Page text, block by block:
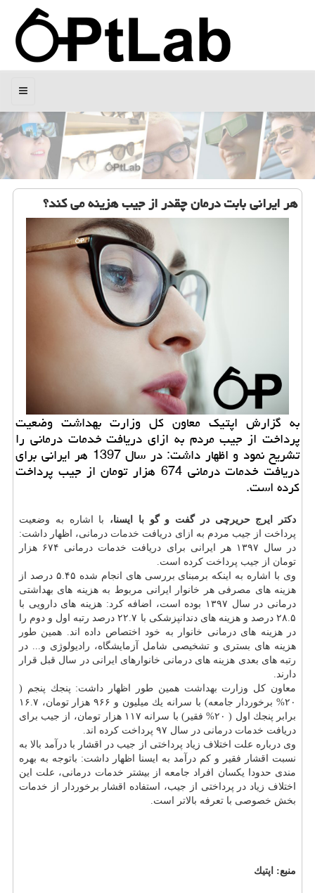
منو
هر ایرانی بابت درمان چقدر از جیب هزینه می كند؟
به گزارش اپتیك معاون كل وزارت بهداشت وضعیت
پرداخت از جیب مردم به ازای دریافت خدمات درمانی را
تشریح نمود و اظهار داشت: در سال 1397 هر ایرانی برای
دریافت خدمات درمانی 674 هزار تومان از جیب پرداخت
كرده است.
دكتر ایرج حریرچی در گفت و گو با ایسنا، با اشاره به وضعیت
پرداخت از جیب مردم به ازای دریافت خدمات درمانی، اظهار داشت:
در سال ۱۳۹۷ هر ایرانی برای دریافت خدمات درمانی ۶۷۴ هزار
تومان از جیب پرداخت كرده است.
وی با اشاره به اینكه برمبنای بررسی های انجام شده ۵.۴۵ درصد از
هزینه های مصرفی هر خانوار ایرانی مربوط به هزینه های بهداشتی
درمانی در سال ۱۳۹۷ بوده است، اضافه كرد: هزینه های دارویی با
۲۸.۵ درصد و هزینه های دندانپزشكی با ۲۲.۷ درصد رتبه اول و دوم را
در هزینه های درمانی خانوار به خود اختصاص داده اند. همین طور
هزینه های بستری و تشخیصی شامل آزمایشگاه، رادیولوژی و... در
رتبه های بعدی هزینه های درمانی خانوارهای ایرانی در سال قبل قرار
دارند.
معاون كل وزارت بهداشت همین طور اظهار داشت: پنجك پنجم (
۲۰% برخوردار جامعه) با سرانه یك میلیون و ۹۶۶ هزار تومان، ۱۶.۷
برابر پنجك اول ( ۲۰% فقیر) با سرانه ۱۱۷ هزار تومان، از جیب برای
دریافت خدمات درمانی در سال ۹۷ پرداخت كرده اند.
وی درباره علت اختلاف زیاد پرداختی از جیب در اقشار با درآمد بالا به
نسبت اقشار فقیر و كم درآمد به ایسنا اظهار داشت: باتوجه به بهره
مندی حدودا یكسان افراد جامعه از بیشتر خدمات درمانی، علت این
اختلاف زیاد در پرداختی از جیب، استفاده اقشار برخوردار از خدمات
بخش خصوصی با تعرفه بالاتر است.
منبع: اپتیك